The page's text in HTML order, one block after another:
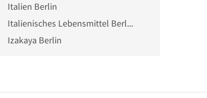
Italien Berlin
Italienisches Lebensmittel Berlin
Izakaya Berlin